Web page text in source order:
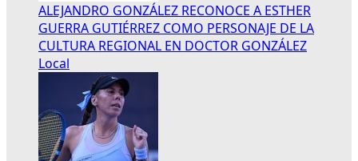
ALEJANDRO GONZÁLEZ RECONOCE A ESTHER
GUERRA GUTIÉRREZ COMO PERSONAJE DE LA
CULTURA REGIONAL EN DOCTOR GONZÁLEZ
Local